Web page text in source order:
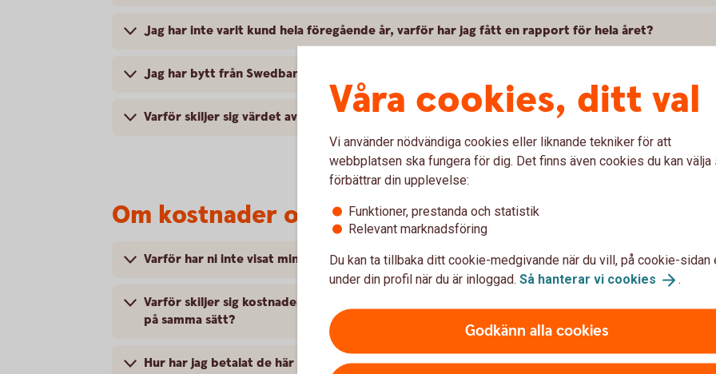
Jag har inte varit kund hela föregående år, varför har jag fått en rapport för hela året?
Jag har bytt från Swedbank till en sparbank (eller tvärt om), hur ser rapporten ut för mig?
Varför skiljer sig värdet av innehav mellan olika rapporter jag får från banken?
Om kostnader och avgifter
Varför har ni inte visat mina kostnader tidigare?
Varför skiljer sig kostnaderna i den här sammanställningen jämfört med årsbeskedet för fonder
på samma sätt?
Hur har jag betalat de här avgifterna som står i rapporten?
Våra cookies, ditt val
Vi använder nödvändiga cookies eller liknande tekniker för att
webbplatsen ska fungera för dig. Det finns även cookies du kan välja
förbättrar din upplevelse:
Funktioner, prestanda och statistik
Relevant marknadsföring
Du kan ta tillbaka ditt cookie-medgivande när du vill, på cookie-sidan
under din profil när du är inloggad. Så hanterar vi cookies .
Godkänn alla cookies